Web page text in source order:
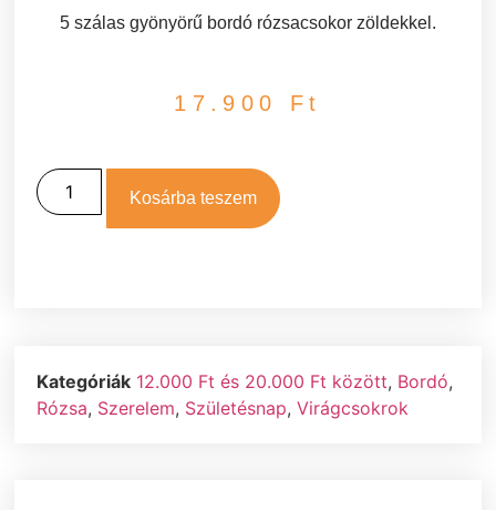
5 szálas gyönyörű bordó rózsacsokor zöldekkel.
17.900 Ft
Kosárba teszem
Kategóriák 12.000 Ft és 20.000 Ft között, Bordó,
Rózsa, Szerelem, Születésnap,Virágcsokrok